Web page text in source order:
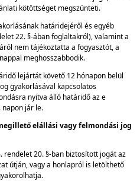
kötöttséget megszünteti.
határidejéről és egyéb
22. §-ában foglaltakról), valamint a
nem tájékoztatta a fogyasztót, a
meghosszabbodik.
lejártát követő 12 hónapon belül
gyakorlásával kapcsolatos
nyitva álló határidő az e
jár le.
elállási vagy felmondási jog
rendelet 20. §-ban biztosított jogát az
útján, vagy a honlapról is letölthető